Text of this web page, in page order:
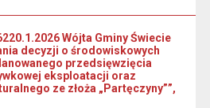
Wójta Gminy Świecie
decyzji o środowiskowych
przedsięwzięcia
eksploatacji oraz
ze złoża „Partęczyny””,